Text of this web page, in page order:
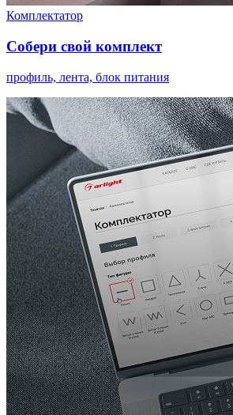
Комплектатор
Собери свой комплект
профиль, лента, блок питания